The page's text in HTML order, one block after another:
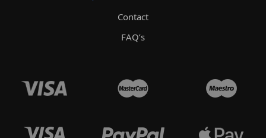
Contact
FAQ’s